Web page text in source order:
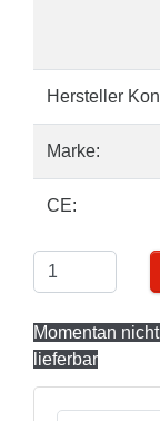
Hersteller
Marke:
CE:
Momentan
lieferbar